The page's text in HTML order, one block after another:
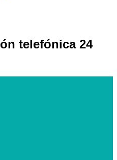
telefónica 24